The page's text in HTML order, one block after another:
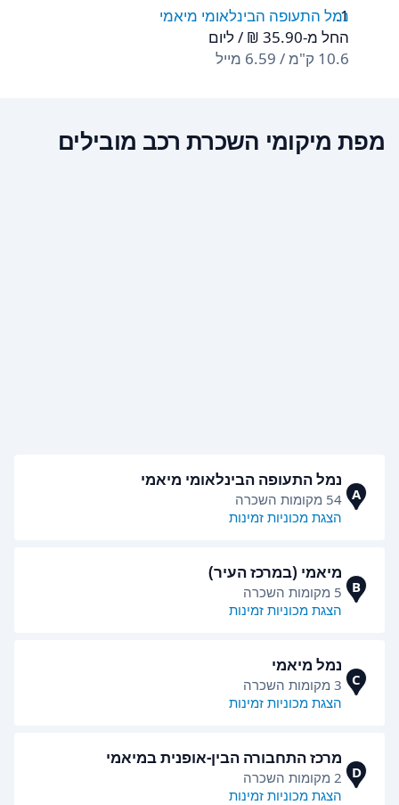
נמל התעופה הבינלאומי מיאמי
החל מ-‏35.90 ‏₪ / ליום
10.6 ק"מ / 6.59 מייל
מפת מיקומי השכרת רכב מובילים
A
נמל התעופה הבינלאומי מיאמי
54 מקומות השכרה
הצגת מכוניות זמינות
B
מיאמי (במרכז העיר)
5 מקומות השכרה
הצגת מכוניות זמינות
C
נמל מיאמי
3 מקומות השכרה
הצגת מכוניות זמינות
D
מרכז התחבורה הבין-אופנית במיאמי
2 מקומות השכרה
הצגת מכוניות זמינות